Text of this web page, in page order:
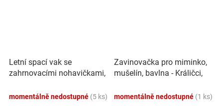
Letní spací vak se
zahrnovacími nohavičkami,
potiskem, M
momentálně nedostupné (5 ks)
Zavinovačka pro miminko,
mušelín, bavlna - Králičci,
momentálně nedostupné (1 ks)